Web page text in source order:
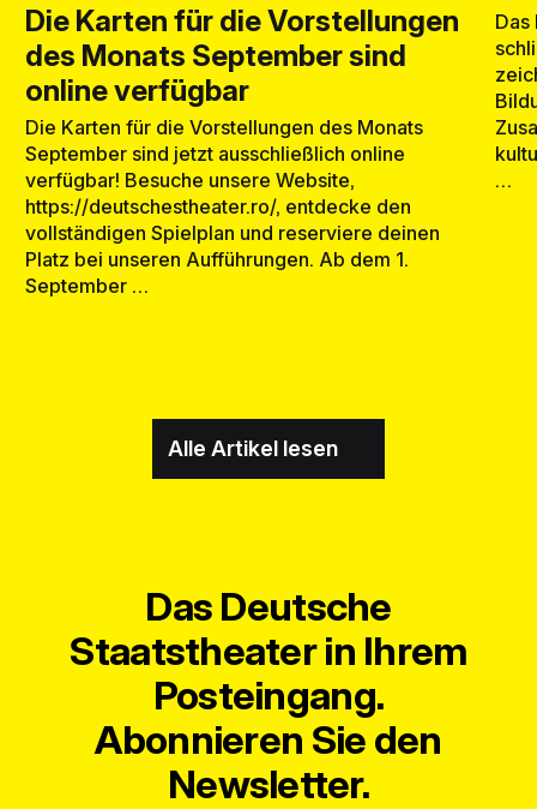
Die Karten für die Vorstellungen
des Monats September sind
online verfügbar
Die Karten für die Vorstellungen des Monats
September sind jetzt ausschließlich online
verfügbar! Besuche unsere Website,
https://deutschestheater.ro/, entdecke den
vollständigen Spielplan und reserviere deinen
Platz bei unseren Aufführungen. Ab dem 1.
September …
Das
…
Alle Artikel lesen
Das Deutsche
Staatstheater in Ihrem
Posteingang.
Abonnieren Sie den
Newsletter.